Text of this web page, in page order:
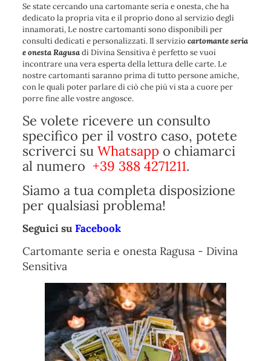
Se state cercando una cartomante seria e onesta, che ha
dedicato la propria vita e il proprio dono al servizio degli
innamorati, Le nostre cartomanti sono disponibili per
consulti dedicati e personalizzati. Il servizio cartomante seria
e onesta Ragusadi Divina Sensitiva è perfetto se vuoi
incontrare una vera esperta della lettura delle carte. Le
nostre cartomanti saranno prima di tutto persone amiche,
con le quali poter parlare di ciò che più vi sta a cuore per
porre fine alle vostre angosce.
Se volete ricevere un consulto
specifico per il vostro caso, potete
scriverci su Whatsappo chiamarci
al numero +39 388 4271211.
Siamo a tua completa disposizione
per qualsiasi problema!
Seguici su Facebook
Cartomante seria e onesta Ragusa - Divina
Sensitiva